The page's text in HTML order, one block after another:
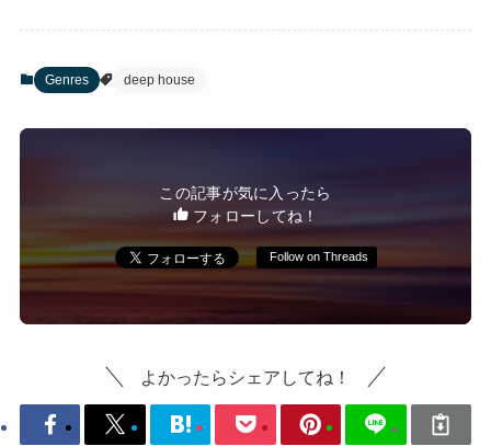
Genres deep house
この記事が気に入ったら
フォローしてね！
Follow on Threads
よかったらシェアしてね！